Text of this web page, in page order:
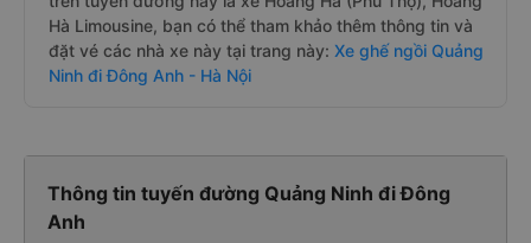
Hà Limousine, bạn có thể tham khảo thêm thông tin và
đặt vé các nhà xe này tại trang này: Xe ghế ngồi Quảng
Ninh đi Đông Anh - Hà Nội
Thông tin tuyến đường Quảng Ninh đi Đông
Anh